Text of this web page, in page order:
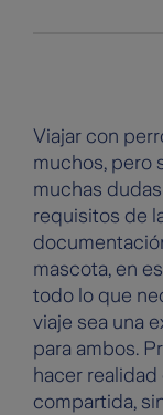
Viajar con
muchos, pero
muchas
requisitos de
mascota, en
todo lo que
viaje sea una
para ambos.
hacer
compartida,